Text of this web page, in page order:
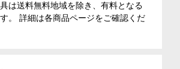
は送料無料地域を除き、有料となる
。 詳細は各商品ページをご確認くだ